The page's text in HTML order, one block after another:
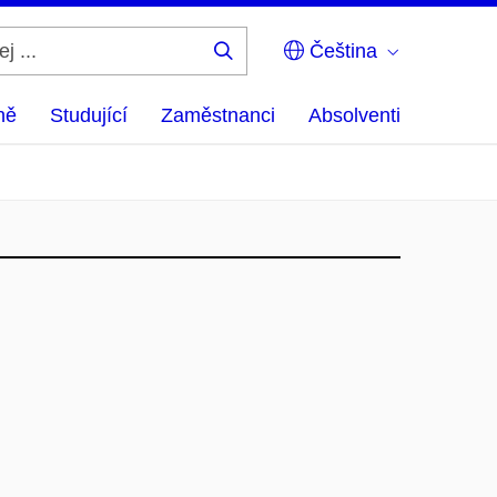
Čeština
Studující Zaměstnanci Absolventi